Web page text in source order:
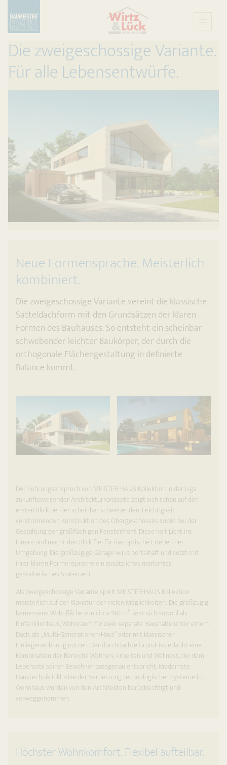
Die zweigeschossige Variante.
Für alle Lebensentwürfe.
Neue Formensprache. Meisterlich
kombiniert.
Die zweigeschossige Variante vereint die klassische
Satteldachform mit den Grundsätzen der klaren
Formen des Bauhauses. So entsteht ein scheinbar
schwebender leichter Baukörper, der durch die
orthogonale Flächengestaltung in definierte
Balance kommt.
Der Führungsanspruch von MEISTER-HAUS Kollektion in der Liga
zukunftsweisender Architekturkonzepte zeigt sich schon auf den
ersten Blick bei der scheinbar schwebenden, Leichtigkeit
verströmenden Konstruktion des Obergeschosses sowie bei der
Gestaltung der großflächigen Fensterfront. Diese holt Licht ins
Innere und macht den Blick frei für das optische Erleben der
Umgebung. Die großzügige Garage wirkt portalhaft und setzt mit
ihrer klaren Formensprache ein zusätzliches markantes
gestalterisches Statement.
Als zweigeschossige Variante spielt MEISTER-HAUS Kollektion
meisterlich auf der Klaviatur der vielen Möglichkeiten: Die großzügig
bemessene Wohnfläche von circa 190 m² lässt sich sowohl als
Einfamilienhaus, Wohnraum für zwei separate Haushalte unter einem
Dach, als „Multi-Generationen-Haus“ oder mit klassischer
Einliegerwohnung nutzen. Der durchdachte Grundriss erlaubt eine
Kombination der Bereiche Wohnen, Arbeiten und Wellness, die dem
Lebensstil seiner Bewohner passgenau entspricht. Modernste
Haustechnik inklusive der Vernetzung technologischer Systeme im
Wohnhaus wurden von den Architekten berücksichtigt und
vorweggenommen.
Höchster Wohnkomfort. Flexibel aufteilbar.